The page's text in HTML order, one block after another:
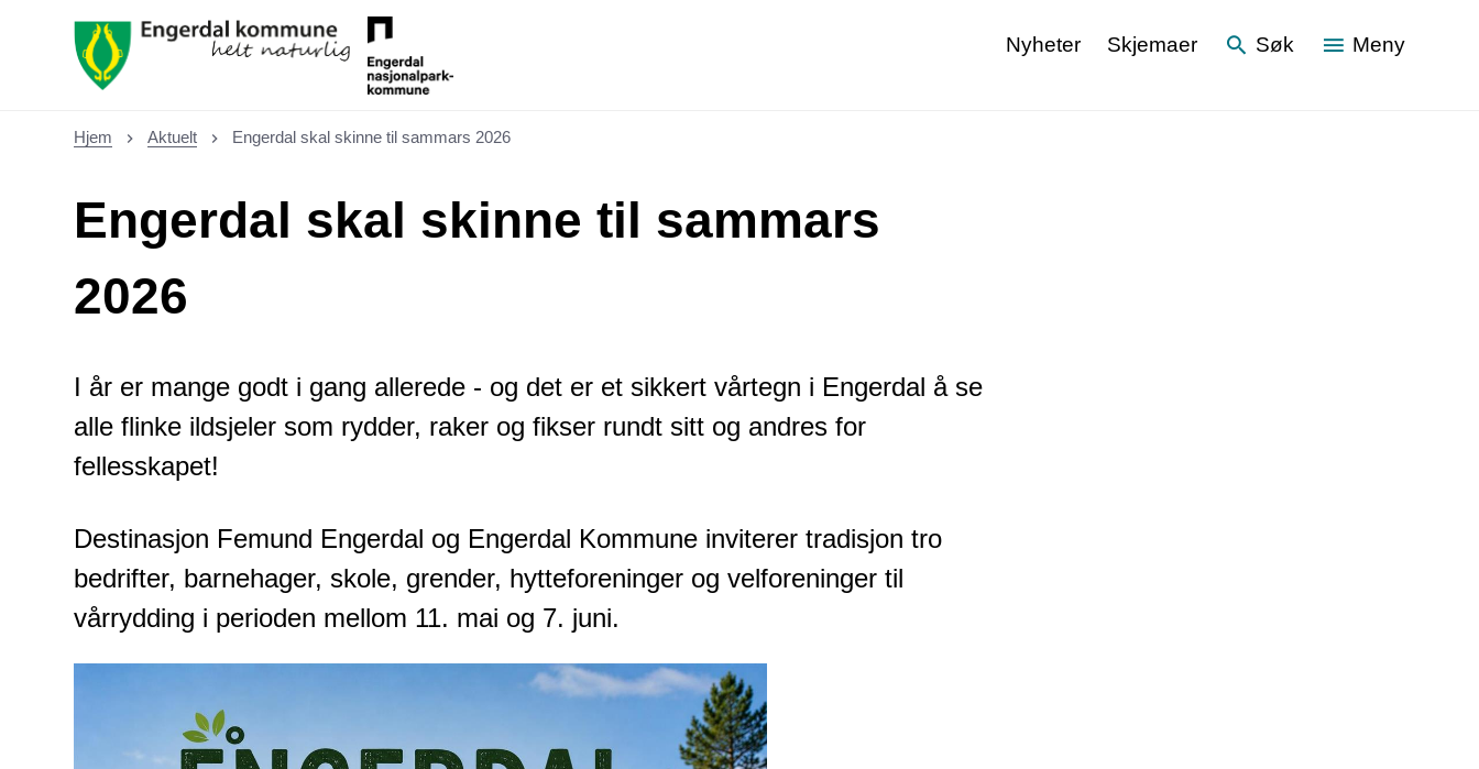
Kultur
Nyheter Skjemaer Søk Meny
Du er her:
Hjem Aktuelt Engerdal skal skinne til sammars 2026
Engerdal skal skinne til sammars
2026
I år er mange godt i gang allerede - og det er et sikkert vårtegn i Engerdal å se
alle flinke ildsjeler som rydder, raker og fikser rundt sitt og andres for
fellesskapet!
Destinasjon Femund Engerdal og Engerdal Kommune inviterer tradisjon tro
bedrifter, barnehager, skole, grender, hytteforeninger og velforeninger til
vårrydding i perioden mellom 11. mai og 7. juni.